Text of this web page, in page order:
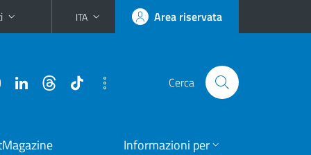
ITA Area riservata
Cerca
Informazioni per